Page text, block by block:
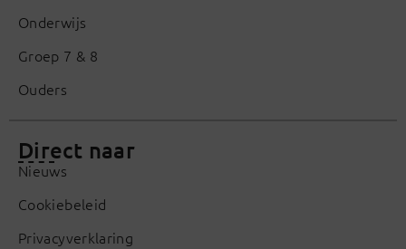
Onderwijs
Groep 7 & 8
Ouders
Direct naar
Nieuws
Cookiebeleid
Privacyverklaring